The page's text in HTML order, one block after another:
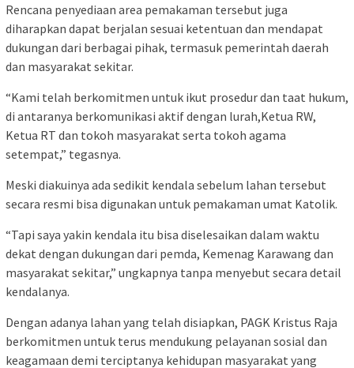
Rencana penyediaan area pemakaman tersebut juga
diharapkan dapat berjalan sesuai ketentuan dan mendapat
dukungan dari berbagai pihak, termasuk pemerintah daerah
dan masyarakat sekitar.
“Kami telah berkomitmen untuk ikut prosedur dan taat hukum,
di antaranya berkomunikasi aktif dengan lurah,Ketua RW,
Ketua RT dan tokoh masyarakat serta tokoh agama
setempat,” tegasnya.
Meski diakuinya ada sedikit kendala sebelum lahan tersebut
secara resmi bisa digunakan untuk pemakaman umat Katolik.
“Tapi saya yakin kendala itu bisa diselesaikan dalam waktu
dekat dengan dukungan dari pemda, Kemenag Karawang dan
masyarakat sekitar,” ungkapnya tanpa menyebut secara detail
kendalanya.
Dengan adanya lahan yang telah disiapkan, PAGK Kristus Raja
berkomitmen untuk terus mendukung pelayanan sosial dan
keagamaan demi terciptanya kehidupan masyarakat yang